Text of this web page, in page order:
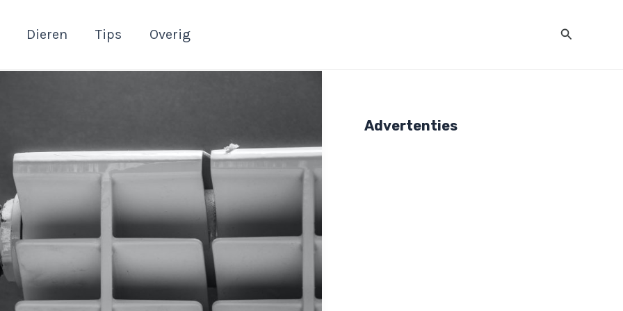
Dieren Tips Overig Zoeken
Advertenties